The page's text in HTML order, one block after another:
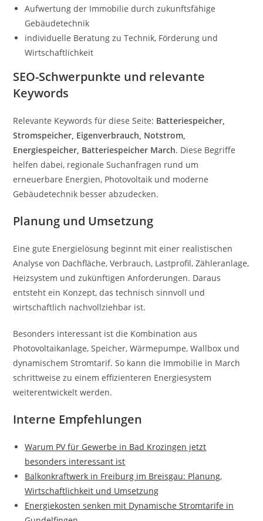
Aufwertung der Immobilie durch zukunftsfähige
Gebäudetechnik
individuelle Beratung zu Technik, Förderung und
Wirtschaftlichkeit
SEO-Schwerpunkte und relevante
Keywords
Relevante Keywords für diese Seite: Batteriespeicher,
Stromspeicher, Eigenverbrauch, Notstrom,
Energiespeicher, Batteriespeicher March. Diese Begriffe
helfen dabei, regionale Suchanfragen rund um
erneuerbare Energien, Photovoltaik und moderne
Gebäudetechnik besser abzudecken.
Planung und Umsetzung
Eine gute Energielösung beginnt mit einer realistischen
Analyse von Dachfläche, Verbrauch, Lastprofil, Zähleranlage,
Heizsystem und zukünftigen Anforderungen. Daraus
entsteht ein Konzept, das technisch sinnvoll und
wirtschaftlich nachvollziehbar ist.
Besonders interessant ist die Kombination aus
Photovoltaikanlage, Speicher, Wärmepumpe, Wallbox und
dynamischem Stromtarif. So kann die Immobilie in March
schrittweise zu einem effizienteren Energiesystem
weiterentwickelt werden.
Interne Empfehlungen
Warum PV für Gewerbe in Bad Krozingen jetzt
besonders interessant ist
Balkonkraftwerk in Freiburg im Breisgau: Planung,
Wirtschaftlichkeit und Umsetzung
Energiekosten senken mit Dynamische Stromtarife in